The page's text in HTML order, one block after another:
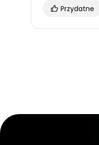
Przydatne